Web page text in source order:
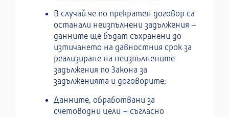
В случай че по прекратен договор са
останали неизпълнени задължения –
данните ще бъдат съхранени до
изтичането на давностния срок за
реализиране на неизпълнените
задължения по Закона за
задълженията и договорите;
Данните, обработвани за
счетоводни цели – съгласно